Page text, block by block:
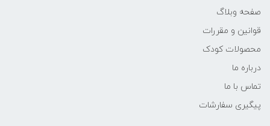
صفحه وبلاگ
قوانین و مقررات
محصولات کودک
درباره ما
تماس با ما
پیگیری سفارشات